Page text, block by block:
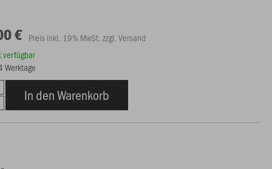
€ Preis inkl. 19% MwSt. zzgl. Versand
verfügbar
Werktage
In den Warenkorb